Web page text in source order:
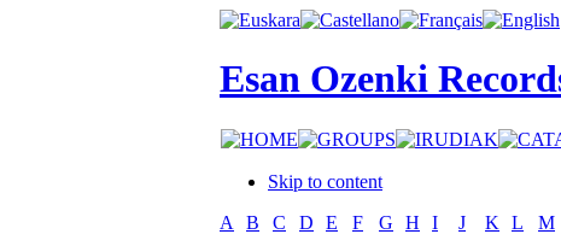
Esan Ozenki
Skip to content
A
B C D E F G H I J K L M